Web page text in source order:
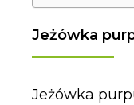
Jeżówka
Jeżówka